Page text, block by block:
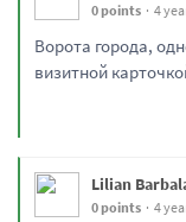
0 points 4
Ворота города,
визитной
Lilian
0 points 4